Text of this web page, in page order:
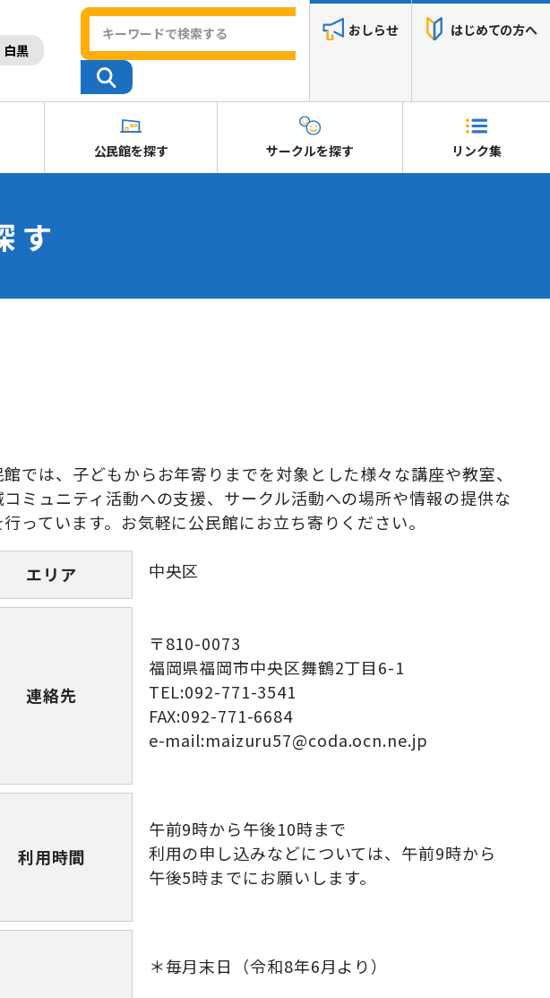
白黒
おしらせ はじめての方へ
公民館を探す サークルを探す リンク集
す
館では、子どもからお年寄りまでを対象とした様々な講座や教室、
コミュニティ活動への支援、サークル活動への場所や情報の提供な
行っています。お気軽に公民館にお立ち寄りください。
エリア 中央区
連絡先
〒810-0073
福岡県福岡市中央区舞鶴2丁目6-1
TEL:092-771-3541
FAX:092-771-6684
e-mail:maizuru57@coda.ocn.ne.jp
利用時間
午前9時から午後10時まで
利用の申し込みなどについては、午前9時から
午後5時までにお願いします。
＊毎月末日（令和8年6月より）